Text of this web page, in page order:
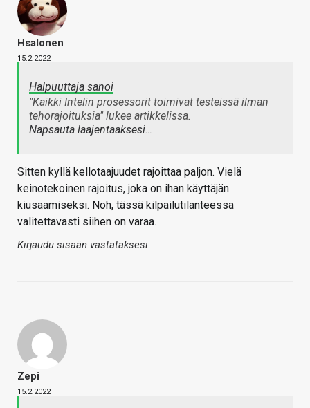
Hsalonen
15.2.2022
Halpuuttaja sanoi
"Kaikki Intelin prosessorit toimivat testeissä ilman
tehorajoituksia" lukee artikkelissa.
Napsauta laajentaaksesi…
Sitten kyllä kellotaajuudet rajoittaa paljon. Vielä
keinotekoinen rajoitus, joka on ihan käyttäjän
kiusaamiseksi. Noh, tässä kilpailutilanteessa
valitettavasti siihen on varaa.
Kirjaudu sisään vastataksesi
Zepi
15.2.2022